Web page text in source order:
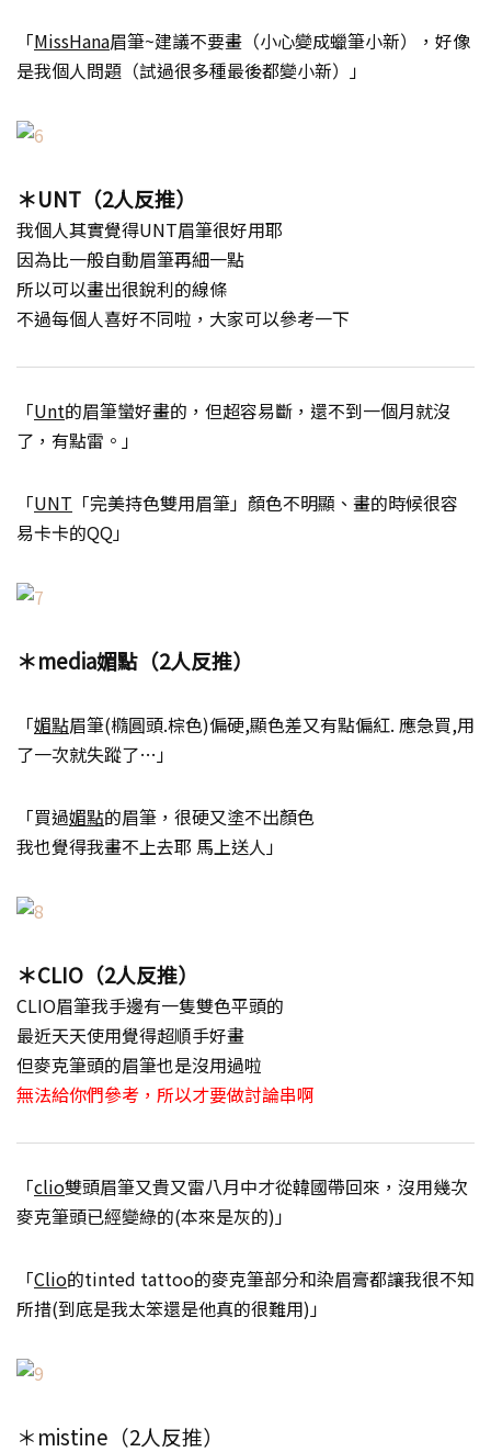
「MissHana眉筆~建議不要畫（小心變成蠟筆小新），好像
是我個人問題（試過很多種最後都變小新）」
＊UNT（2人反推）
我個人其實覺得UNT眉筆很好用耶
因為比一般自動眉筆再細一點
所以可以畫出很銳利的線條
不過每個人喜好不同啦，大家可以參考一下
「Unt的眉筆蠻好畫的，但超容易斷，還不到一個月就沒
了，有點雷。」
「UNT 「完美持色雙用眉筆」顏色不明顯、畫的時候很容
易卡卡的QQ」
＊media媚點（2人反推）
「媚點眉筆(橢圓頭.棕色)偏硬,顯色差又有點偏紅. 應急買,用
了一次就失蹤了…」
「買過媚點的眉筆，很硬又塗不出顏色
我也覺得我畫不上去耶 馬上送人」
＊CLIO（2人反推）
CLIO眉筆我手邊有一隻雙色平頭的
最近天天使用覺得超順手好畫
但麥克筆頭的眉筆也是沒用過啦
無法給你們參考，所以才要做討論串啊
「clio雙頭眉筆又貴又雷八月中才從韓國帶回來，沒用幾次
麥克筆頭已經變綠的(本來是灰的)」
「Clio的tinted tattoo的麥克筆部分和染眉膏都讓我很不知
所措(到底是我太笨還是他真的很難用)」
＊mistine（2人反推）